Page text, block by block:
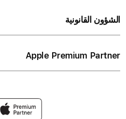
الشؤون القانونية
Apple Premium Partner